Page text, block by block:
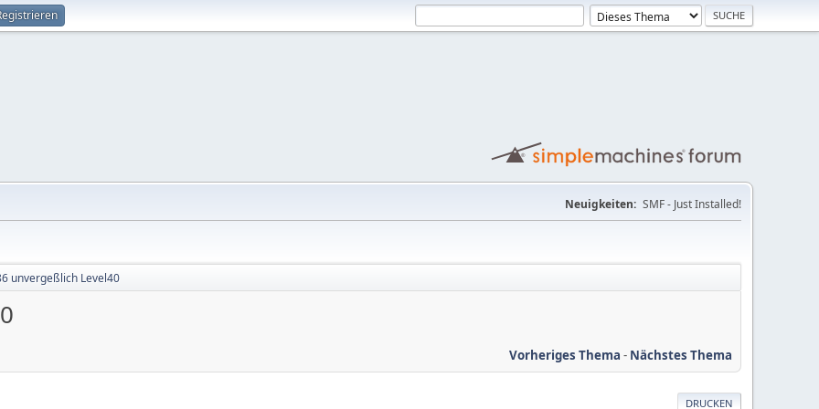
Neuigkeiten: SMF - Just Installed!
unvergeßlich Level40
Vorheriges Thema - Nächstes Thema
DRUCKEN